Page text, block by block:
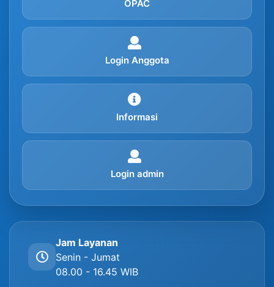
OPAC
Login Anggota
Informasi
Login admin
Jam Layanan
Senin - Jumat
08.00 - 16.45 WIB